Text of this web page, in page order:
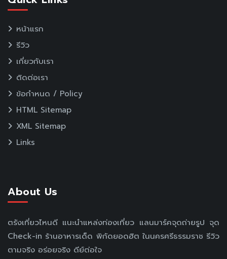
หน้าแรก
รีวิว
เกี่ยวกับเรา
ติดต่อเรา
ข้อกำหนด / Policy
HTML Sitemap
XML Sitemap
Links
About Us
ตรังเที่ยวไหนดี แนะนำแหล่งท่องเที่ยว แลนมาร์คจุดถ่ายรูป จุด
Check-in ร้านอาหารเด็ด พิกัดยอดฮิต ในนครศรีธรรมราช รีวิว
ตามจริง อร่อยจริง ดีย์ต่อใจ